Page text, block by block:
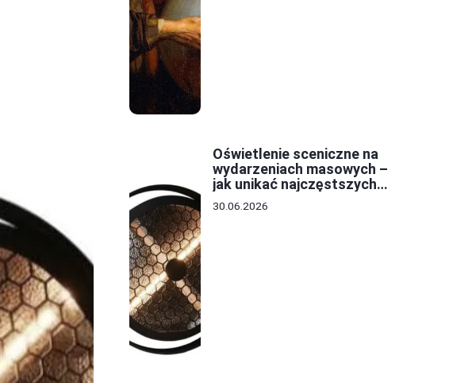
Oświetlenie sceniczne na
wydarzeniach masowych –
jak unikać najczęstszych
błędów w projekcie?
30.06.2026